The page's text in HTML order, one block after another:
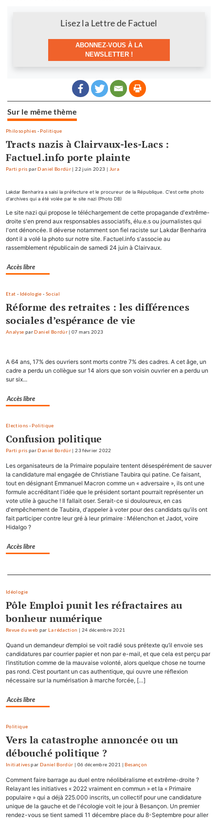
Lisez la Lettre de Factuel
ABONNEZ-VOUS À LA
NEWSLETTER !
Sur le même thème
Philosophies - Politique
Tracts nazis à Clairvaux-les-Lacs :
Factuel.info porte plainte
Parti pris par Daniel Bordür |22 juin 2023 Jura
Lakdar Benharira a saisi la préfecture et le procureur de la République. C'est cette photo
d'archives qui a été volée par le site nazi (Photo DB)
Le site nazi qui propose le téléchargement de cette propagande d'extrême-
droite s'en prend aux responsables associatifs, élu.e.s ou journalistes qui
l'ont dénoncée. Il déverse notamment son fiel raciste sur Lakdar Benharira
dont il a volé la photo sur notre site. Factuel.info s'associe au
rassemblement républicain de samedi 24 juin à Clairvaux.
Accès libre
Etat - Idéologie - Social
Réforme des retraites : les différences
sociales d’espérance de vie
Analyse par Daniel Bordür |07 mars 2023
A 64 ans, 17% des ouvriers sont morts contre 7% des cadres. A cet âge, un
cadre a perdu un collègue sur 14 alors que son voisin ouvrier en a perdu un
sur six...
Accès libre
Elections - Politique
Confusion politique
Parti pris par Daniel Bordür |23 février 2022
Les organisateurs de la Primaire populaire tentent désespérément de sauver
la candidature mal engagée de Christiane Taubira qui patine. Ce faisant,
tout en désignant Emmanuel Macron comme un « adversaire », ils ont une
formule accréditant l'idée que le président sortant pourrait représenter un
vote utile à gauche ! Il fallait oser. Serait-ce si douloureux, en cas
d'empêchement de Taubira, d'appeler à voter pour des candidats qu'ils ont
fait participer contre leur gré à leur primaire : Mélenchon et Jadot, voire
Hidalgo ?
Accès libre
Separateur
Idéologie
Pôle Emploi punit les réfractaires au
bonheur numérique
Revue du web par La rédaction 24 décembre 2021
Quand un demandeur d’emploi se voit radié sous prétexte qu’il envoie ses
candidatures par courrier papier et non par e-mail, et que cela est perçu par
l’institution comme de la mauvaise volonté, alors quelque chose ne tourne
pas rond. C’est pourtant un cas authentique, qui ouvre une réflexion
nécessaire sur la numérisation à marche forcée, […]
Accès libre
Politique
Vers la catastrophe annoncée ou un
débouché politique ?
Initiativespar Daniel Bordür 06 décembre 2021 Besançon
Comment faire barrage au duel entre néolibéralisme et extrême-droite ?
Relayant les initiatives « 2022 vraiment en commun » et la « Primaire
populaire » qui a déjà 225.000 inscrits, un collectif pour une candidature
unique de la gauche et de l'écologie voit le jour à Besançon. Un premier
rendez-vous se tient samedi 11 décembre place du 8-Septembre pour aller